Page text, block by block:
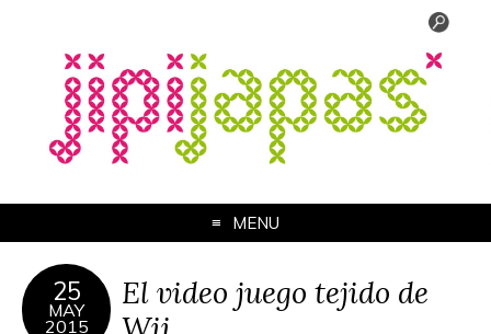
MENU
25
MAY
2015
El video juego tejido de